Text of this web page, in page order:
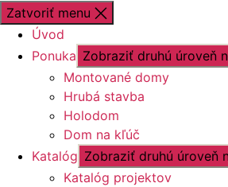
Zatvoriť menu
Úvod
Ponuka Zobraziť druhú úroveň
Montované domy
Hrubá stavba
Holodom
Dom na kľúč
Katalóg Zobraziť druhú úroveň
Katalóg projektov